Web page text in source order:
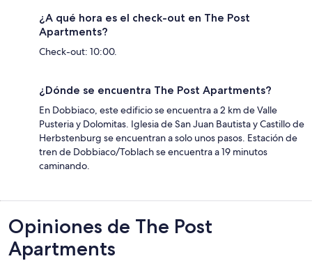
¿A qué hora es el check-out en The Post
Apartments?
Check-out: 10:00.
¿Dónde se encuentra The Post Apartments?
En Dobbiaco, este edificio se encuentra a 2 km de Valle
Pusteria y Dolomitas. Iglesia de San Juan Bautista y Castillo de
Herbstenburg se encuentran a solo unos pasos. Estación de
tren de Dobbiaco/Toblach se encuentra a 19 minutos
caminando.
Opiniones
Opiniones de The Post
Apartments